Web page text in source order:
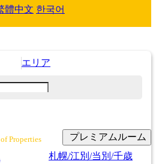
體中文 한국어
エリア
札幌/江別/当別/千歳
Properties プレミアムルーム